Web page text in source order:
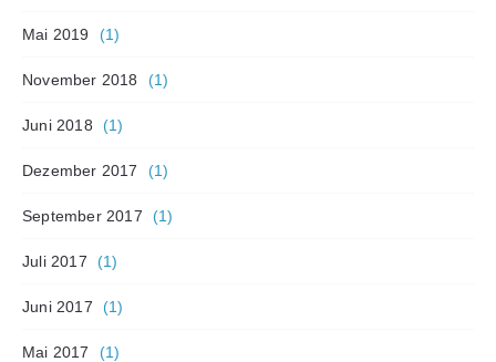
Mai 2019 (1)
November 2018 (1)
Juni 2018 (1)
Dezember 2017 (1)
September 2017 (1)
Juli 2017 (1)
Juni 2017 (1)
Mai 2017 (1)